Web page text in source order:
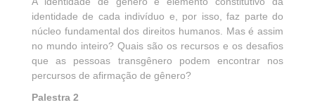
identidade de cada indivíduo e, por isso, faz parte do
núcleo fundamental dos direitos humanos. Mas é assim
no mundo inteiro? Quais são os recursos e os desafios
que as pessoas transgênero podem encontrar nos
percursos de afirmação de gênero?
Palestra 2